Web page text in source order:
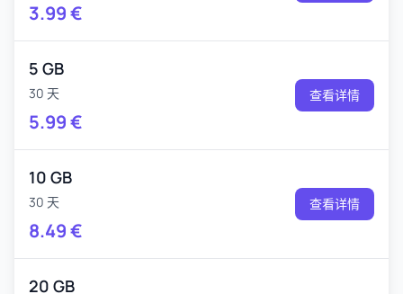
3.99€
5 GB
30 天
5.99€
查看详情
10 GB
30 天
8.49€
查看详情
20 GB